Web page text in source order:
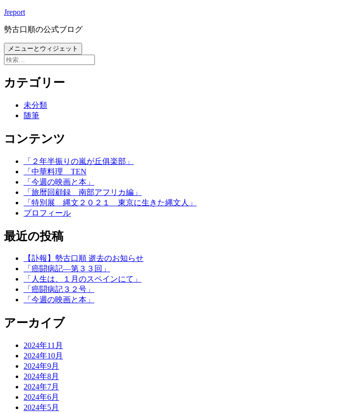
コ
テ
ン
ツ
へ
キ
Jreport
勢古口順の公式ブログ
メニューとウィジェット
検
カテゴリー
未分類
随筆
コンテンツ
「２年半振りの嵐が丘俱楽部」
「中華料理 TEN
「今週の映画と本」
「旅暦回顧録 南部アフリカ編」
「特別展 縄文２０２１ 東京に生きた縄文人」
プロフィール
最近の投稿
【訃報】勢古口順 逝去のお知らせ
「癌闘病記―第３３回」
「人生は、１月のスペインにて」
「癌闘病記３２号」
「今週の映画と本」
アーカイブ
2024年11月
2024年10月
2024年9月
2024年8月
2024年7月
2024年6月
2024年5月